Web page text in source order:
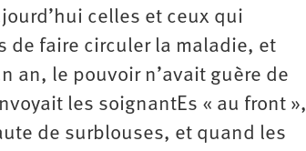
celles et ceux qui
de faire circuler la maladie, et
an, le pouvoir n’avait guère de
les soignantEs « au front »,
de surblouses, et quand les